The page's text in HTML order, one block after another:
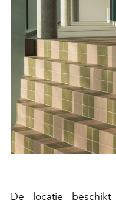
De locatie